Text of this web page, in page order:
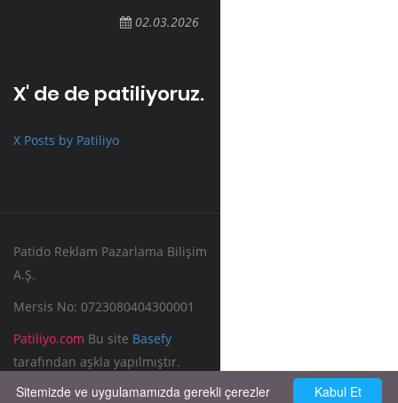
02.03.2026
X' de de patiliyoruz.
X Posts by Patiliyo
Patido Reklam Pazarlama Bilişim
A.Ş.
Mersis No: 0723080404300001
Patiliyo.com Bu site Basefy
tarafından aşkla yapılmıştır.
Reklam Verin
Bize Yazın Kabul Et
Sitemizde ve uygulamamızda gerekli çerezler